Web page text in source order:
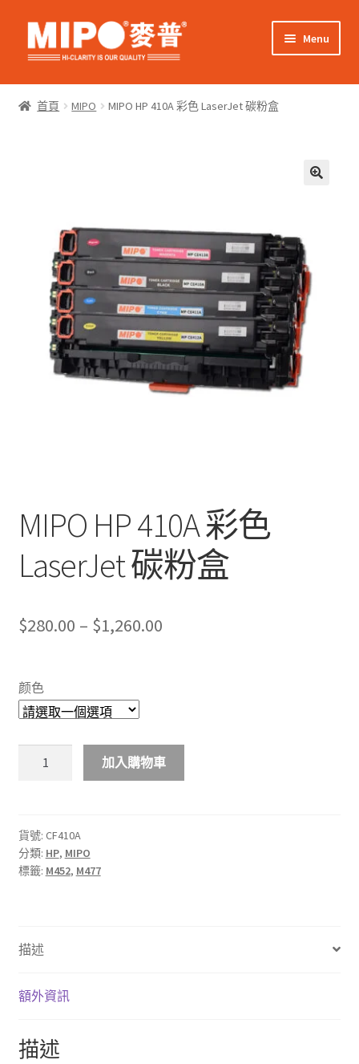
Skip
to
Skip
to
Menu
網上購物
Expand
child
我的帳戶
首頁 MIPO MIPO HP 410A 彩色 LaserJet 碳粉盒
MIPO HP 410A 彩色
LaserJet 碳粉盒
$280.00 – $1,260.00Price
$1,260.00
颜色
色
LaserJet
碳
量
加入購物車
貨號: CF410A
分類: HP, MIPO
標籤: M452, M477
描述
額外資訊
描述